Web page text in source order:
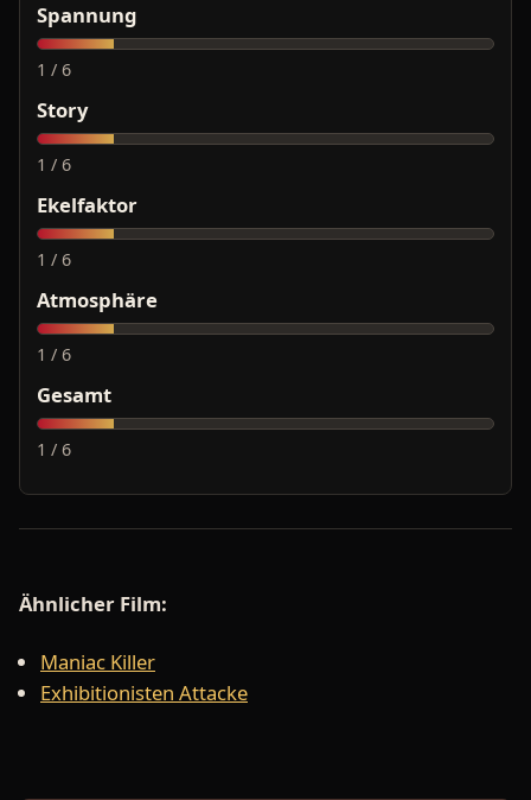
Spannung
1 / 6
Story
1 / 6
Ekelfaktor
1 / 6
Atmosphäre
1 / 6
Gesamt
1 / 6
Ähnlicher Film:
Maniac Killer
Exhibitionisten Attacke